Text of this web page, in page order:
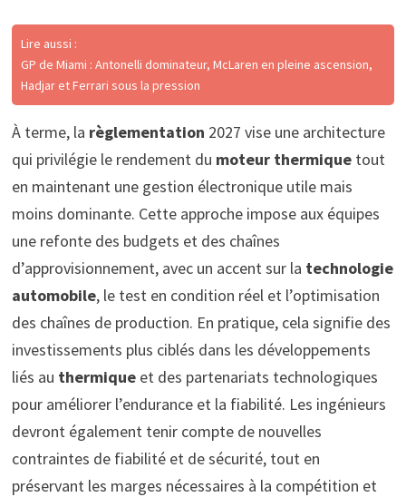
Lire aussi :
GP de Miami : Antonelli dominateur, McLaren en pleine ascension,
Hadjar et Ferrari sous la pression
À terme, la règlementation 2027 vise une architecture
qui privilégie le rendement du moteur thermiquetout
en maintenant une gestion électronique utile mais
moins dominante. Cette approche impose aux équipes
une refonte des budgets et des chaînes
d’approvisionnement, avec un accent sur la technologie
automobile, le test en condition réel et l’optimisation
des chaînes de production. En pratique, cela signifie des
investissements plus ciblés dans les développements
liés au thermiqueet des partenariats technologiques
pour améliorer l’endurance et la fiabilité. Les ingénieurs
devront également tenir compte de nouvelles
contraintes de fiabilité et de sécurité, tout en
préservant les marges nécessaires à la compétition et